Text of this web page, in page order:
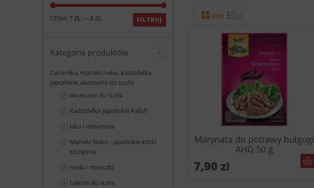
GRID LISTA
Marynata do potrawy bulgogi
AHG 50 g
7,90 zł
FILTRUJ
CENA: 7 ZŁ— 8 ZŁ
Kategorie produktów
Ceramika, maneki neko, kadzidełka
japońskie, akcesoria do sushi
akcesoria do sushi
Kadzidełka japońskie Kafuh
laka i melamina
Maneki Neko - japońskie kotki
szczęścia
miski i miseczki
talerze do sushi